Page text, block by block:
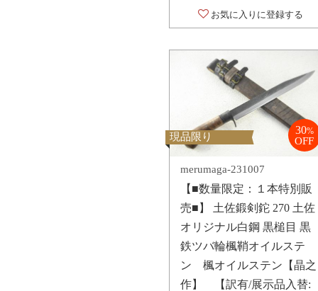
お気に入りに登録する
現品限り
30%
OFF
merumaga-231007
【■数量限定：１本特別販
売■】 土佐鍛剣鉈 270 土佐
オリジナル白鋼 黒槌目 黒
鉄ツバ輪楓鞘オイルステ
ン 楓オイルステン【晶之
作】 【訳有/展示品入替: